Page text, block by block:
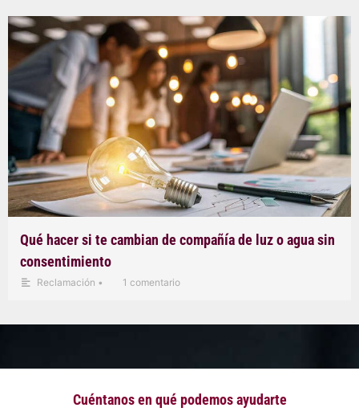
Qué hacer si te cambian de compañía de luz o agua sin
consentimiento
Reclamación • 1 comentario
Cuéntanos en qué podemos ayudarte